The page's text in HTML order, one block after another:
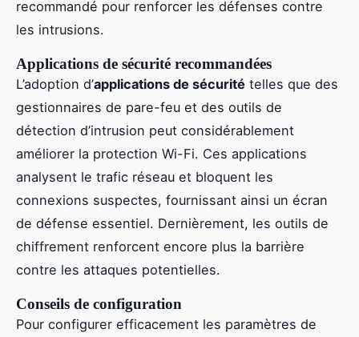
recommandé pour renforcer les défenses contre
les intrusions.
Applications de sécurité recommandées
L’adoption d’applications de sécurité telles que des
gestionnaires de pare-feu et des outils de
détection d’intrusion peut considérablement
améliorer la protection Wi-Fi. Ces applications
analysent le trafic réseau et bloquent les
connexions suspectes, fournissant ainsi un écran
de défense essentiel. Dernièrement, les outils de
chiffrement renforcent encore plus la barrière
contre les attaques potentielles.
Conseils de configuration
Pour configurer efficacement les paramètres de